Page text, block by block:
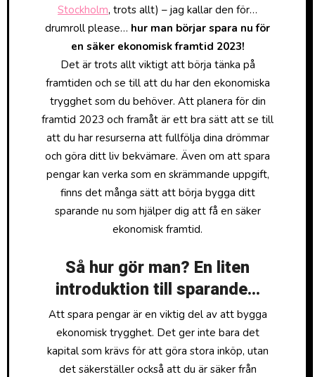
Stockholm, trots allt) – jag kallar den för…
drumroll please… hur man börjar spara nu för
en säker ekonomisk framtid 2023!
Det är trots allt viktigt att börja tänka på
framtiden och se till att du har den ekonomiska
trygghet som du behöver. Att planera för din
framtid 2023 och framåt är ett bra sätt att se till
att du har resurserna att fullfölja dina drömmar
och göra ditt liv bekvämare. Även om att spara
pengar kan verka som en skrämmande uppgift,
finns det många sätt att börja bygga ditt
sparande nu som hjälper dig att få en säker
ekonomisk framtid.
Så hur gör man? En liten
introduktion till sparande…
Att spara pengar är en viktig del av att bygga
ekonomisk trygghet. Det ger inte bara det
kapital som krävs för att göra stora inköp, utan
det säkerställer också att du är säker från